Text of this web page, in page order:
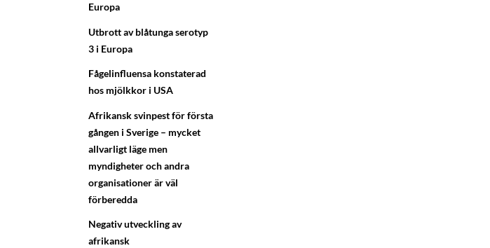
Europa
Utbrott av blåtunga serotyp
3 i Europa
Fågelinfluensa konstaterad
hos mjölkkor i USA
Afrikansk svinpest för första
gången i Sverige – mycket
allvarligt läge men
myndigheter och andra
organisationer är väl
förberedda
Negativ utveckling av
afrikansk